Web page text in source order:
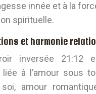
innée et à la
spirituelle.
et harmonie
inversée 21:12
liée à l’amour sous
amour